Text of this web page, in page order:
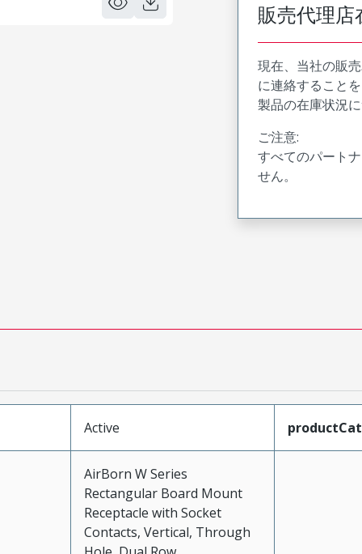
販売代理店
現在、当社の販
に連絡すること
製品の在庫状況
ご注意:
すべてのパート
せん。
Active
AirBorn W Series
Rectangular Board Mount
Receptacle with Socket
Contacts, Vertical, Through